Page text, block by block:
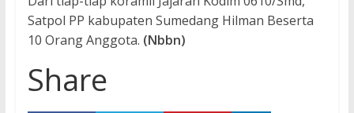
Satpol PP kabupaten Sumedang Hilman Beserta
10 Orang Anggota. (Nbbn)
Share